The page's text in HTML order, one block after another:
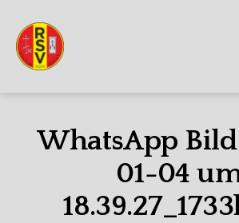
WhatsApp
01-04